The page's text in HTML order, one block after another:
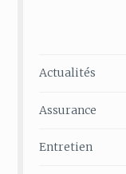
Actualités
Assurance
Entretien